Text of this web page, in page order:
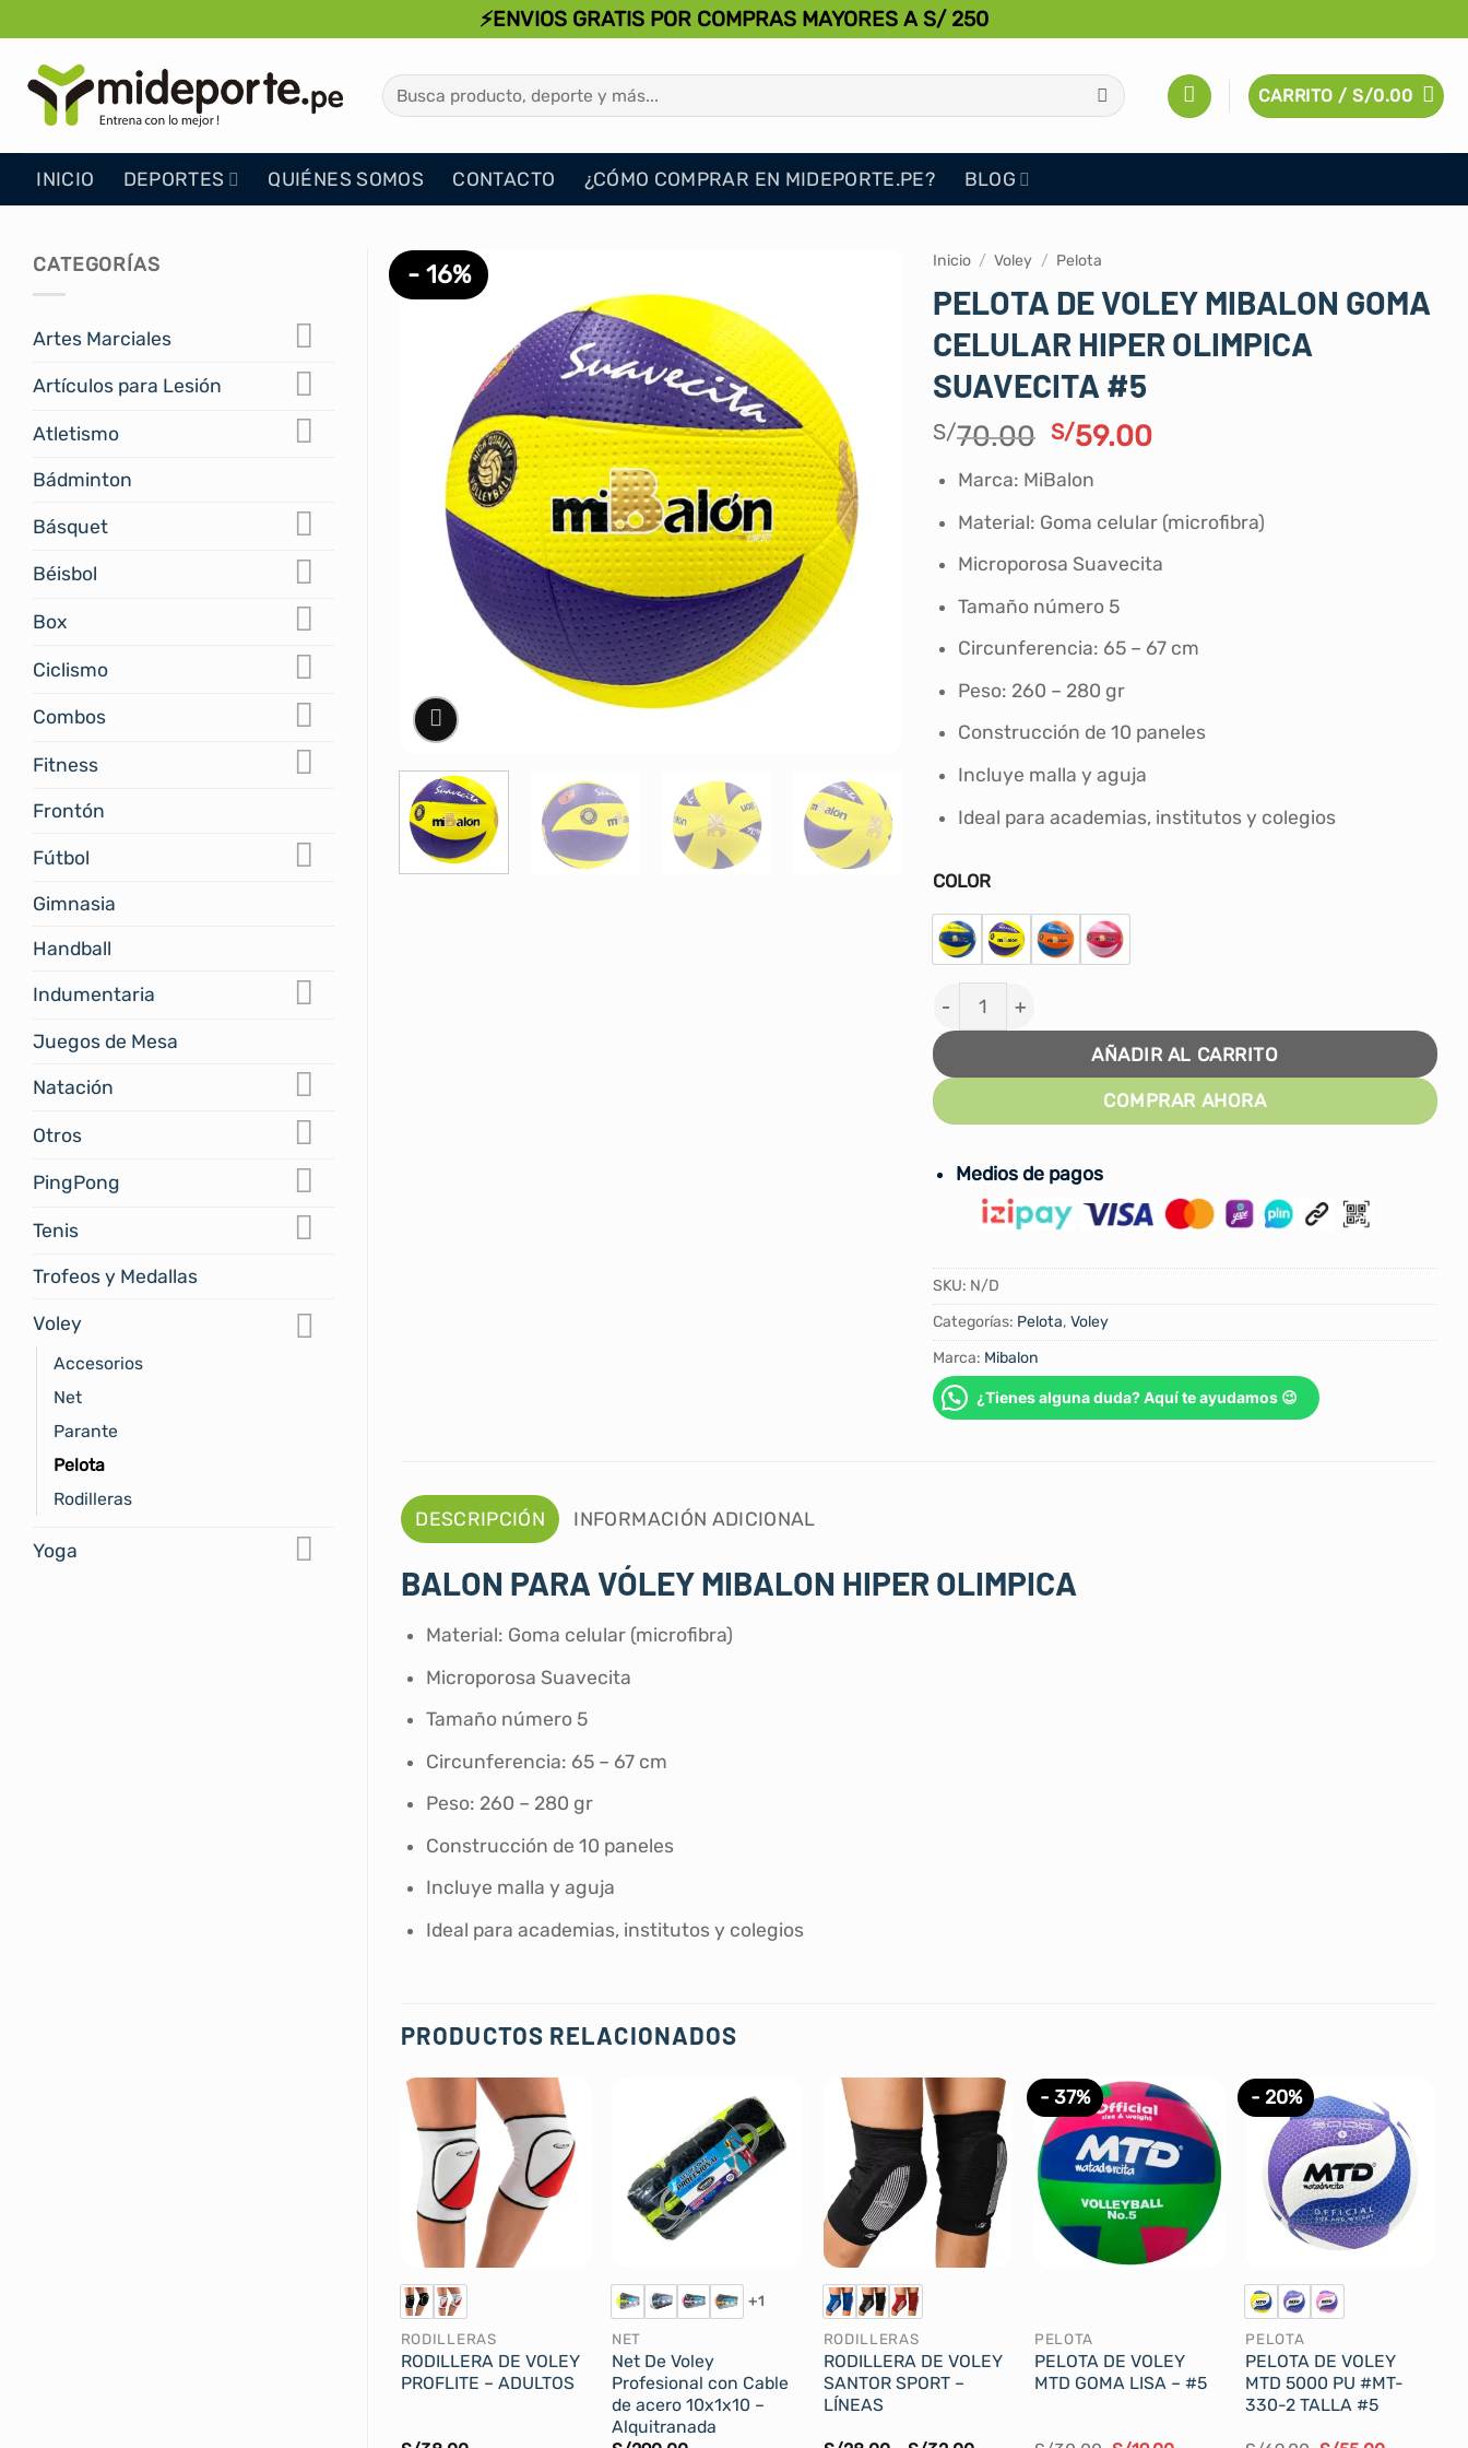
al
contenido
⚡ENVIOS GRATIS POR COMPRAS MAYORES A S/ 250
Buscar
por:
CARRITO /S/0.00
INICIO DEPORTES QUIÉNES SOMOS CONTACTO ¿CÓMO COMPRAR EN MIDEPORTE.PE? BLOG
CATEGORÍAS
Artes Marciales
Artículos para Lesión
Atletismo
Bádminton
Básquet
Béisbol
Box
Ciclismo
Combos
Fitness
Frontón
Fútbol
Gimnasia
Handball
Indumentaria
Juegos de Mesa
Natación
Otros
PingPong
Tenis
Trofeos y Medallas
Voley
Accesorios
Net
Parante
Pelota
Rodilleras
Yoga
- 16% Inicio / Voley / Pelota
PELOTA DE VOLEY MIBALON GOMA
CELULAR HIPER OLIMPICA
SUAVECITA #5
S/70.00 El
precio
original
era:
S/70.00.
S/59.00El
es:
Marca: MiBalon
Material: Goma celular (microfibra)
Microporosa Suavecita
Tamaño número 5
Circunferencia: 65 – 67 cm
Peso: 260 – 280 gr
Construcción de 10 paneles
Incluye malla y aguja
Ideal para academias, institutos y colegios
COLOR
PELOTA DE VOLEY MIBALON GOMA CELULAR HIPER
AÑADIR AL CARRITO
COMPRAR AHORA
Medios de pagos
SKU: N/D
Categorías: Pelota, Voley
Marca: Mibalon
¿Tienes alguna duda? Aquí te ayudamos 😉
DESCRIPCIÓN INFORMACIÓN ADICIONAL
BALON PARA VÓLEY MIBALON HIPER OLIMPICA
Material: Goma celular (microfibra)
Microporosa Suavecita
Tamaño número 5
Circunferencia: 65 – 67 cm
Peso: 260 – 280 gr
Construcción de 10 paneles
Incluye malla y aguja
Ideal para academias, institutos y colegios
PRODUCTOS RELACIONADOS
RODILLERAS
RODILLERA DE VOLEY
PROFLITE – ADULTOS
+1
NET
Net De Voley
Profesional con Cable
de acero 10x1x10 –
Alquitranada
RODILLERAS
RODILLERA DE VOLEY
SANTOR SPORT –
LÍNEAS
- 37%
PELOTA
PELOTA DE VOLEY
MTD GOMA LISA – #5
- 20%
PELOTA
PELOTA DE VOLEY
MTD 5000 PU #MT-
330-2 TALLA #5